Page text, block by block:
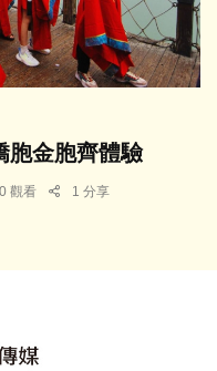
胞金胞齊體驗
觀看 1 分享